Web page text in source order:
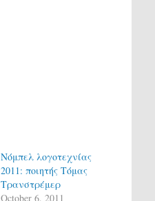
Νόμπελ λογοτεχνίας
2011: ποιητής Τόμας
Τρανστρέμερ
October 6, 2011